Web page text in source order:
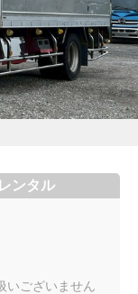
レンタル
いございません